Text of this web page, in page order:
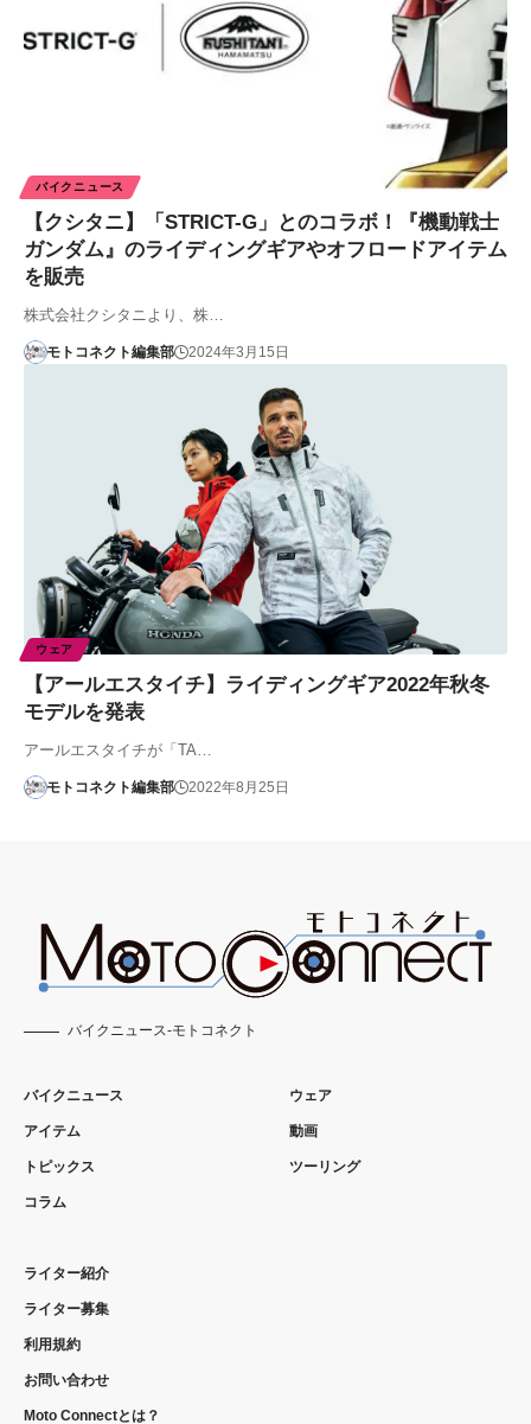
バイクニュース
【クシタニ】「STRICT-G」とのコラボ！『機動戦士
ガンダム』のライディングギアやオフロードアイテム
を販売
株式会社クシタニより、株…
モトコネクト編集部 2024年3月15日
ウェア
【アールエスタイチ】ライディングギア2022年秋冬
モデルを発表
アールエスタイチが「TA…
モトコネクト編集部 2022年8月25日
バイクニュース-モトコネクト
バイクニュース
アイテム
トピックス
コラム
ウェア
動画
ツーリング
ライター紹介
ライター募集
利用規約
お問い合わせ
Moto Connectとは？